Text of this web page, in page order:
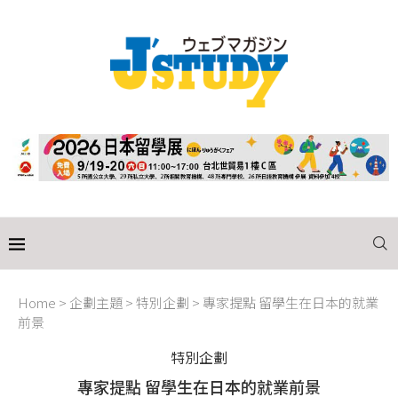
Home > 企劃主題>特別企劃 > 專家提點 留學生在日本的就業
前景
特別企劃
專家提點 留學生在日本的就業前景